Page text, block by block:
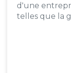
d'une
telles que la